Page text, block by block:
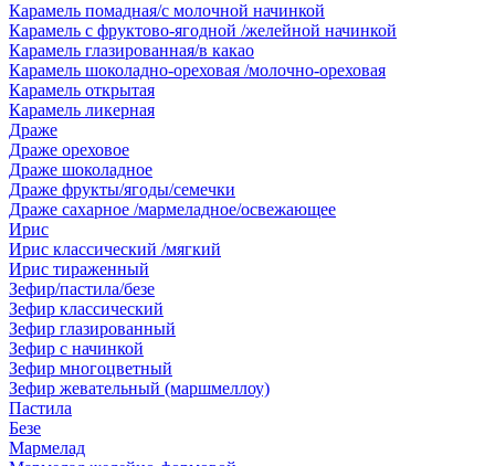
Карамель помадная/с молочной начинкой
Карамель с фруктово-ягодной /желейной начинкой
Карамель глазированная/в какао
Карамель шоколадно-ореховая /молочно-ореховая
Карамель открытая
Карамель ликерная
Драже
Драже ореховое
Драже шоколадное
Драже фрукты/ягоды/семечки
Драже сахарное /мармеладное/освежающее
Ирис
Ирис классический /мягкий
Ирис тираженный
Зефир/пастила/безе
Зефир классический
Зефир глазированный
Зефир с начинкой
Зефир многоцветный
Зефир жевательный (маршмеллоу)
Пастила
Безе
Мармелад